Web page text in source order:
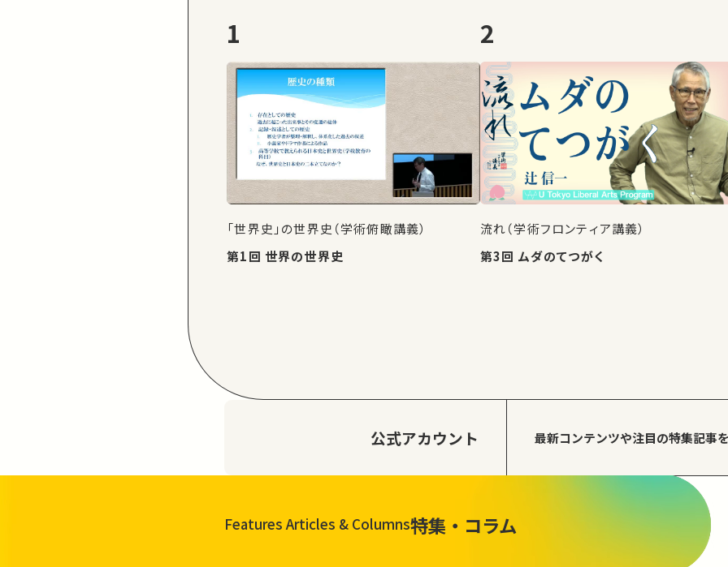
1
「世界史」の世界史（学術俯瞰講義）
第1回 世界の世界史
2
流れ（学術フロンティア講義）
第3回 ムダのてつがく
公式アカウント 最新コンテンツや注目の特集記事
Features Articles & Columns特集・コラム
一覧を見る